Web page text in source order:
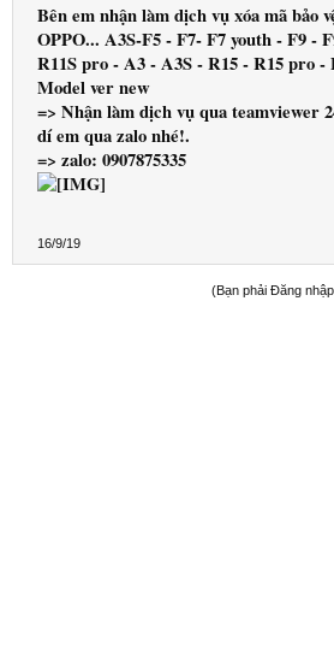
Bên em nhận làm dịch vụ xóa mã bảo
OPPO... A3S-F5 - F7- F7 youth - F9 -
R11S pro - A3 - A3S - R15 - R15 pro
Model ver new
=> Nhận làm dịch vụ qua teamviewer
dí em qua zalo nhé!.
=> zalo: 0907875335
16/9/19
(Bạn phải Đăng